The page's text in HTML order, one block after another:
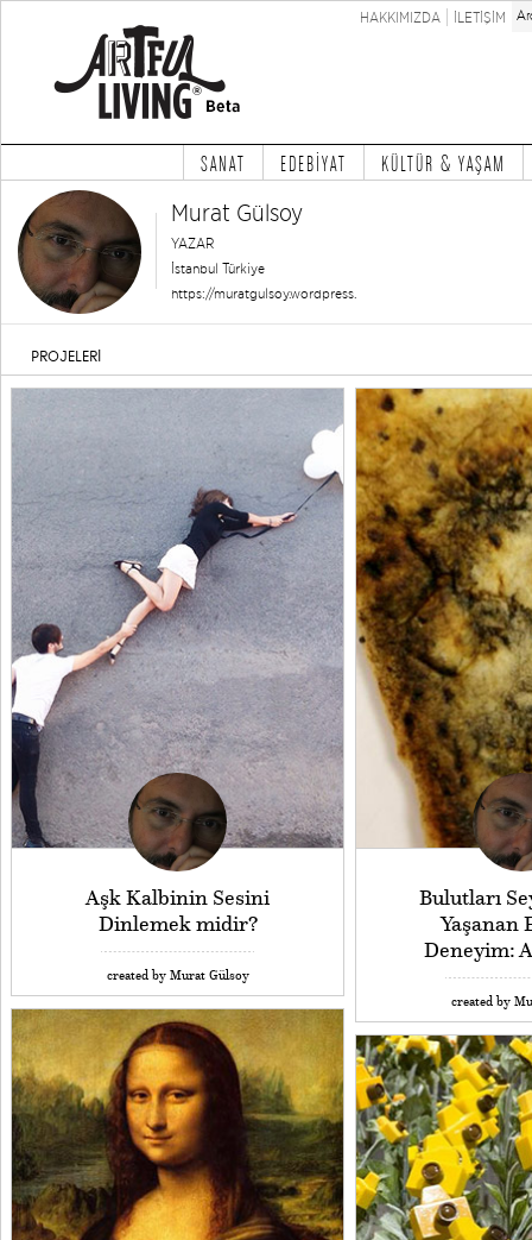
HAKKIMIZDA İLETİŞİM
SANAT EDEBİYAT KÜLTÜR & YAŞAM
Murat Gülsoy
YAZAR
İstanbul Türkiye
https://muratgulsoy.wordpress.
PROJELERİ
Aşk Kalbinin Sesini
Dinlemek midir?
created by Murat Gülsoy
Bulutları
Yaşanan
Deneyim:
created by